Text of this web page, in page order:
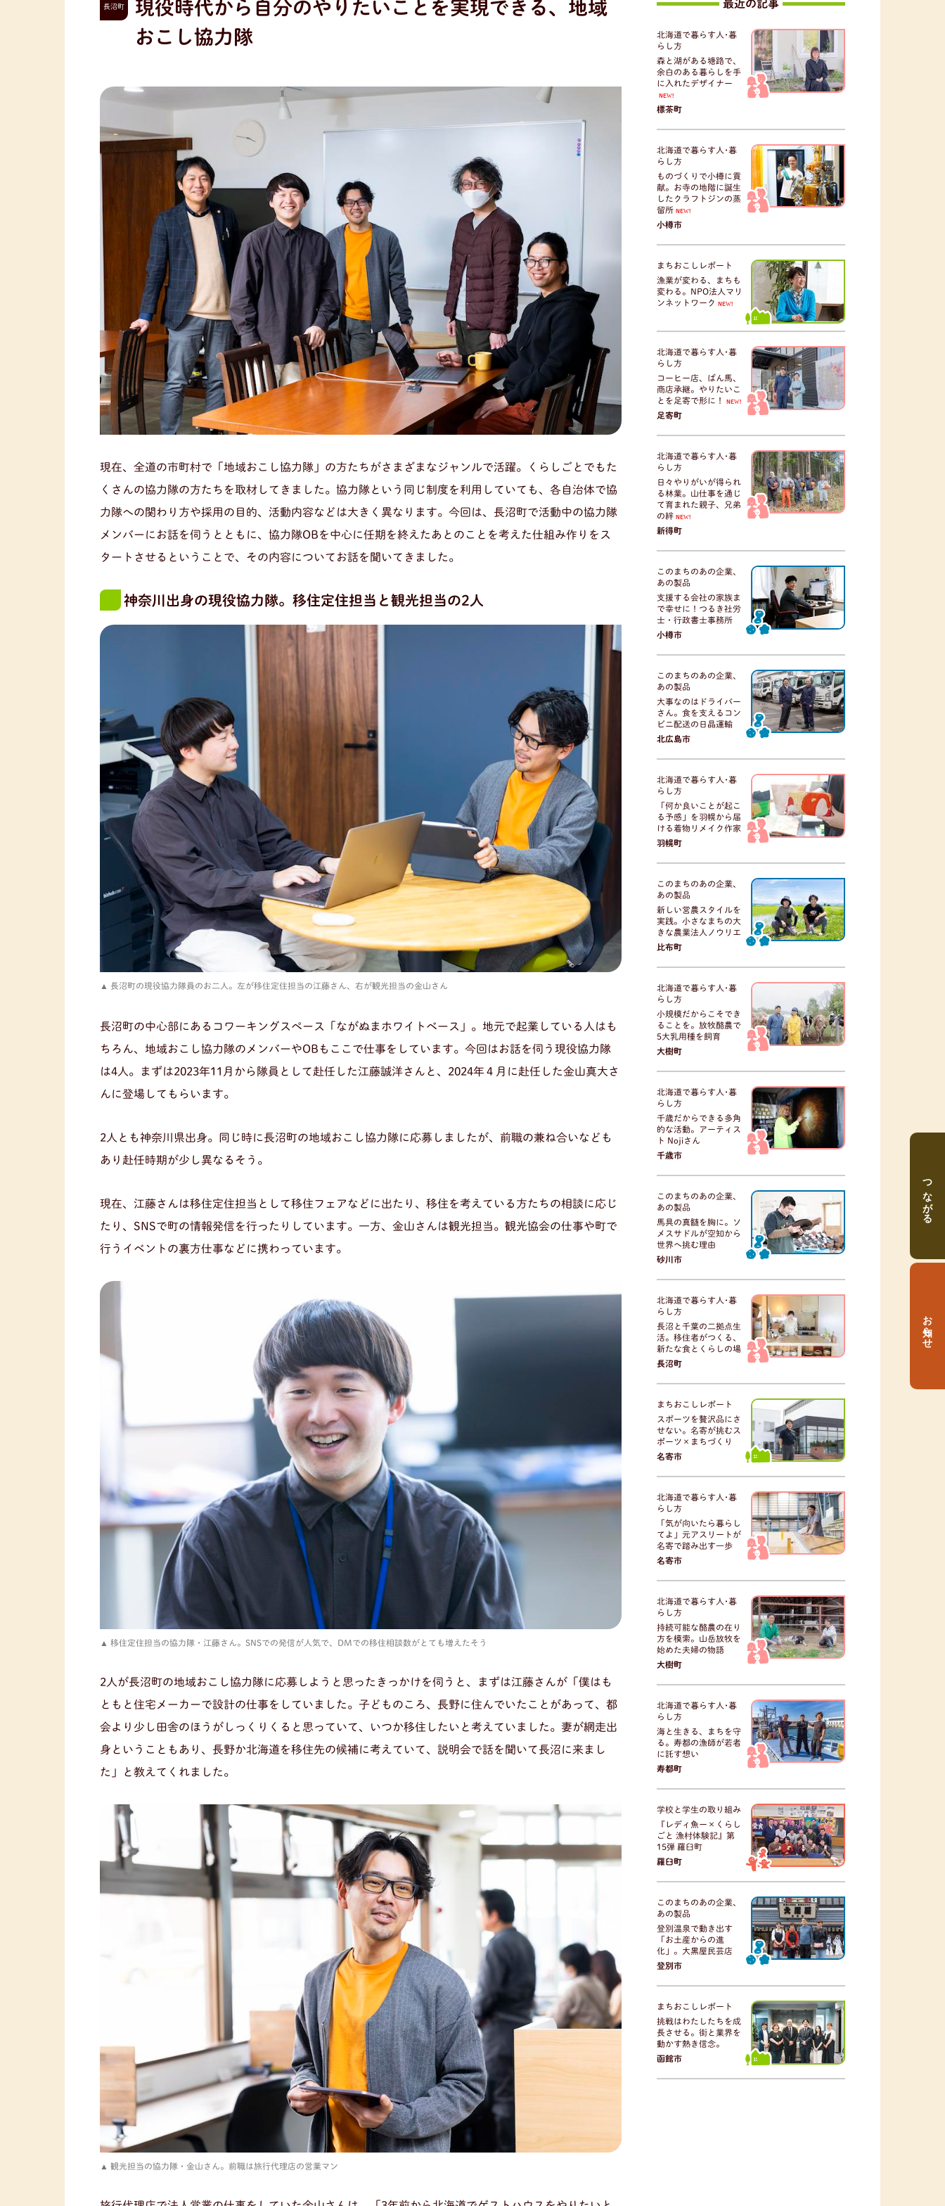
長沼町
現役時代から自分のやりたいことを実現できる、地域
おこし協力隊
現在、全道の市町村で「地域おこし協力隊」の方たちがさまざまなジャンルで活躍。くらしごとでもた
くさんの協力隊の方たちを取材してきました。協力隊という同じ制度を利用していても、各自治体で協
力隊への関わり方や採用の目的、活動内容などは大きく異なります。今回は、長沼町で活動中の協力隊
メンバーにお話を伺うとともに、協力隊OBを中心に任期を終えたあとのことを考えた仕組み作りをス
タートさせるということで、その内容についてお話を聞いてきました。
神奈川出身の現役協力隊。移住定住担当と観光担当の2人
長沼町の現役協力隊員のお二人。左が移住定住担当の江藤さん、右が観光担当の金山さん
長沼町の中心部にあるコワーキングスペース「ながぬまホワイトベース」。地元で起業している人はも
ちろん、地域おこし協力隊のメンバーやOBもここで仕事をしています。今回はお話を伺う現役協力隊
は4人。まずは2023年11月から隊員として赴任した江藤誠洋さんと、2024年４月に赴任した金山真大さ
んに登場してもらいます。
2人とも神奈川県出身。同じ時に長沼町の地域おこし協力隊に応募しましたが、前職の兼ね合いなども
あり赴任時期が少し異なるそう。
現在、江藤さんは移住定住担当として移住フェアなどに出たり、移住を考えている方たちの相談に応じ
たり、SNSで町の情報発信を行ったりしています。一方、金山さんは観光担当。観光協会の仕事や町で
行うイベントの裏方仕事などに携わっています。
移住定住担当の協力隊・江藤さん。SNSでの発信が人気で、DMでの移住相談数がとても増えたそう
2人が長沼町の地域おこし協力隊に応募しようと思ったきっかけを伺うと、まずは江藤さんが「僕はも
ともと住宅メーカーで設計の仕事をしていました。子どものころ、長野に住んでいたことがあって、都
会より少し田舎のほうがしっくりくると思っていて、いつか移住したいと考えていました。妻が網走出
身ということもあり、長野か北海道を移住先の候補に考えていて、説明会で話を聞いて長沼に来まし
た」と教えてくれました。
観光担当の協力隊・金山さん。前職は旅行代理店の営業マン
最近の記事
北海道で暮らす人･暮
らし方
森と湖がある塘路で、
余白のある暮らしを手
に入れたデザイナー
NEW!
標茶町
北海道で暮らす人･暮
らし方
ものづくりで小樽に貢
献。お寺の地階に誕生
したクラフトジンの蒸
留所 NEW!
小樽市
まちおこしレポート
漁業が変わる、まちも
変わる。NPO法人マリ
ンネットワーク
NEW!
北海道で暮らす人･暮
らし方
コーヒー店、ばん馬、
商店承継。やりたいこ
とを足寄で形に！
NEW!
足寄町
北海道で暮らす人･暮
らし方
日々やりがいが得られ
る林業。山仕事を通じ
て育まれた親子、兄弟
の絆 NEW!
新得町
このまちのあの企業、
あの製品
支援する会社の家族ま
で幸せに！つるき社労
士・行政書士事務所
小樽市
このまちのあの企業、
あの製品
大事なのはドライバー
さん。食を支えるコン
ビニ配送の日晶運輸
北広島市
北海道で暮らす人･暮
らし方
「何か良いことが起こ
る予感」を羽幌から届
ける着物リメイク作家
羽幌町
このまちのあの企業、
あの製品
新しい営農スタイルを
実践。小さなまちの大
きな農業法人ノウリエ
比布町
北海道で暮らす人･暮
らし方
小規模だからこそでき
ることを。放牧酪農で
5大乳用種を飼育
大樹町
北海道で暮らす人･暮
らし方
千歳だからできる多角
的な活動。アーティス
ト Nojiさん
千歳市
このまちのあの企業、
あの製品
馬具の真髄を胸に。ソ
メスサドルが空知から
世界へ挑む理由
砂川市
北海道で暮らす人･暮
らし方
長沼と千葉の二拠点生
活。移住者がつくる、
新たな食とくらしの場
長沼町
まちおこしレポート
スポーツを贅沢品にさ
せない。名寄が挑むス
ポーツ×まちづくり
名寄市
北海道で暮らす人･暮
らし方
「気が向いたら暮らし
てよ」元アスリートが
名寄で踏み出す一歩
名寄市
北海道で暮らす人･暮
らし方
持続可能な酪農の在り
方を模索。山岳放牧を
始めた夫婦の物語
大樹町
北海道で暮らす人･暮
らし方
海と生きる、まちを守
る。寿都の漁師が若者
に託す想い
寿都町
学校と学生の取り組み
『レディ魚ー×くらし
ごと 漁村体験記』第
15弾 羅臼町
羅臼町
このまちのあの企業、
あの製品
登別温泉で動き出す
「お土産からの進
化」。大黒屋民芸店
登別市
まちおこしレポート
挑戦はわたしたちを成
長させる。街と業界を
動かす熱き信念。
函館市
つながる
お知らせ